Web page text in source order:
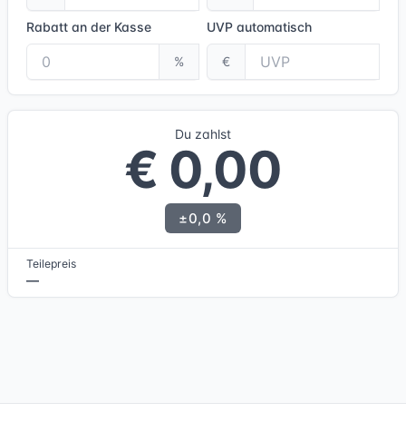
Rabatt an der Kasse
%
UVP automatisch
€
Du zahlst
€ 0,00
±0,0 %
Teilepreis
—